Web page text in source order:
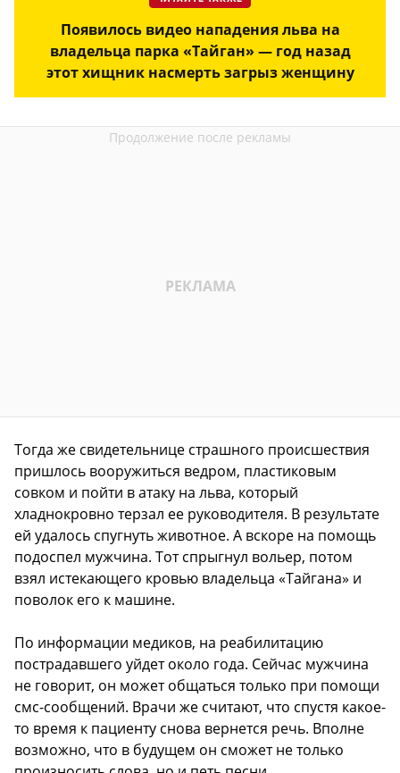
Появилось видео нападения льва на
владельца парка «Тайган» — год назад
этот хищник насмерть загрыз женщину
Тогда же свидетельнице страшного происшествия
пришлось вооружиться ведром, пластиковым
совком и пойти в атаку на льва, который
хладнокровно терзал ее руководителя. В результате
ей удалось спугнуть животное. А вскоре на помощь
подоспел мужчина. Тот спрыгнул вольер, потом
взял истекающего кровью владельца «Тайгана» и
поволок его к машине.
По информации медиков, на реабилитацию
пострадавшего уйдет около года. Сейчас мужчина
не говорит, он может общаться только при помощи
смс-сообщений. Врачи же считают, что спустя какое-
то время к пациенту снова вернется речь. Вполне
возможно, что в будущем он сможет не только